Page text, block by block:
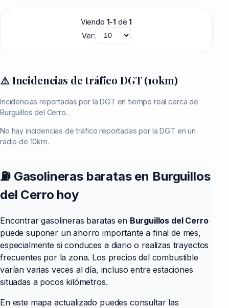
Viendo 1-1 de 1
Ver:
⚠️ Incidencias de tráfico DGT (10km)
Incidencias reportadas por la DGT en tiempo real cerca de
Burguillos del Cerro.
No hay incidencias de tráfico reportadas por la DGT en un
radio de 10km.
⛽ Gasolineras baratas en Burguillos
del Cerro hoy
Encontrar gasolineras baratas en Burguillos del Cerro
puede suponer un ahorro importante a final de mes,
especialmente si conduces a diario o realizas trayectos
frecuentes por la zona. Los precios del combustible
varían varias veces al día, incluso entre estaciones
situadas a pocos kilómetros.
En este mapa actualizado puedes consultar las